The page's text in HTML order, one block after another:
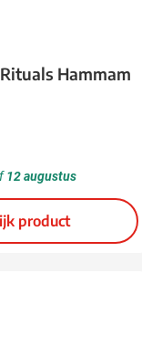
Hammam
12 augustus
product